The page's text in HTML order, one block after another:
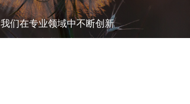
我们在专业领域中不断创新